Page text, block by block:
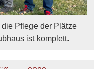
Pflege der Plätze
ist komplett.